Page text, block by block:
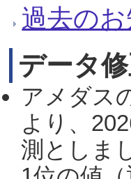
過去の
データ
アメダス
より、
測としま